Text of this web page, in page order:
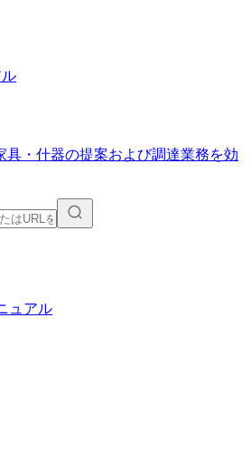
ートに追加
ュアル